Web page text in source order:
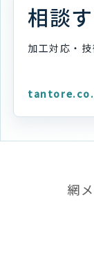
相談
加工対応・
網